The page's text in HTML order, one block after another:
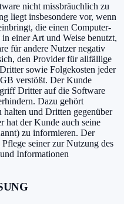
nicht missbräuchlich zu
liegt insbesondere vor, wenn
die einen Computer-
einer Art und Weise benutzt,
für andere Nutzer negativ
den Provider für allfällige
sowie Folgekosten jeder
verstößt. Der Kunde
Dritter auf die Software
Dazu gehört
halten und Dritten gegenüber
hat der Kunde auch seine
zu informieren. Der
seiner zur Nutzung des
Informationen